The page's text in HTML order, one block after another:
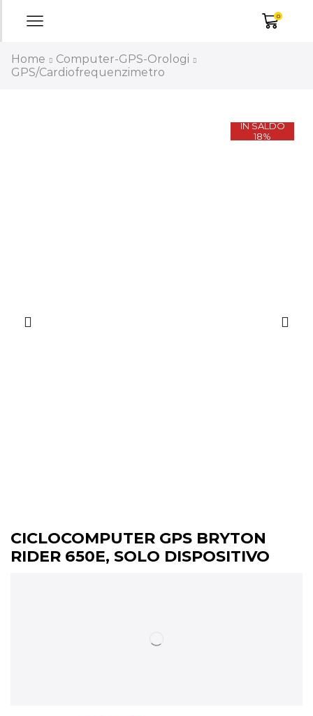
0
Home
Computer-GPS-Orologi
GPS/Cardiofrequenzimetro
IN SALDO
18%
CICLOCOMPUTER GPS BRYTON
RIDER 650E, SOLO DISPOSITIVO